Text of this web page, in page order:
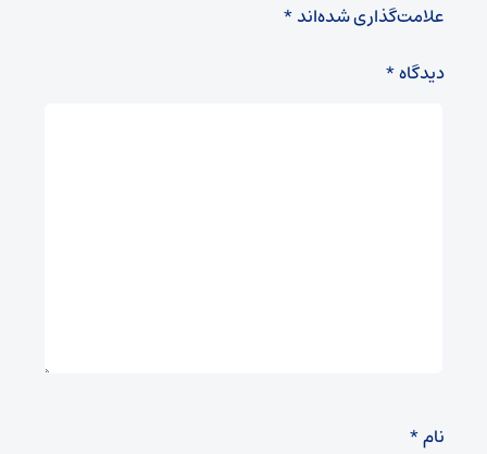
علامت‌گذاری شده‌اند*
دیدگاه*
نام*